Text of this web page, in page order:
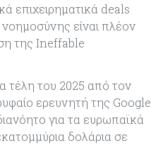
επιχειρηματικά deals
είναι πλέον
της Ineffable
τέλη του 2025 από τον
ερευνητή της Google
για τα ευρωπαϊκά
δολάρια σε